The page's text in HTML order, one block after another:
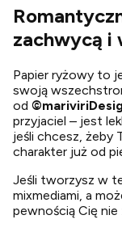
zachwycą i
Papier ryżowy to
swoją
od ©
przyjaciel – jest
jeśli chcesz, żeby
charakter już od
Jeśli tworzysz w
mixmediami, a
pewnością Cię nie